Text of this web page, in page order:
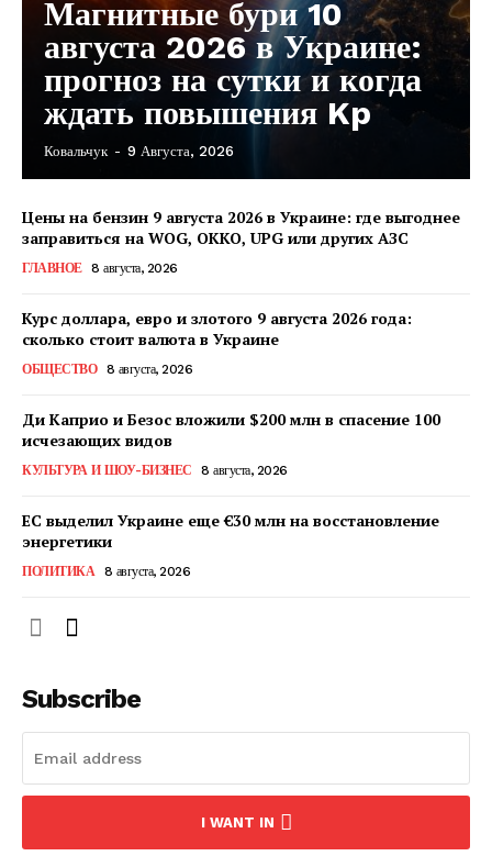
Магнитные бури 10
августа 2026 в Украине:
прогноз на сутки и когда
ждать повышения Kp
Ковальчук - 9 Августа, 2026
Цены на бензин 9 августа 2026 в Украине: где выгоднее
заправиться на WOG, OKKO, UPG или других АЗС
ГЛАВНОЕ 8 августа, 2026
Курс доллара, евро и злотого 9 августа 2026 года:
сколько стоит валюта в Украине
ОБЩЕСТВО 8 августа, 2026
Ди Каприо и Безос вложили $200 млн в спасение 100
исчезающих видов
КУЛЬТУРА И ШОУ-БИЗНЕС 8 августа, 2026
ЕС выделил Украине еще €30 млн на восстановление
энергетики
ПОЛИТИКА 8 августа, 2026
Subscribe
I WANT IN